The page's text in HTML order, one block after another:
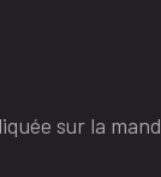
sur la